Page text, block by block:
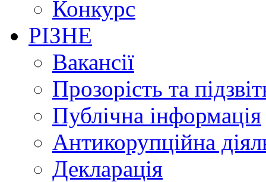
Конкурс
РІЗНЕ
Вакансії
Прозорість та
Публічна інформація
Антикорупційна
Декларація